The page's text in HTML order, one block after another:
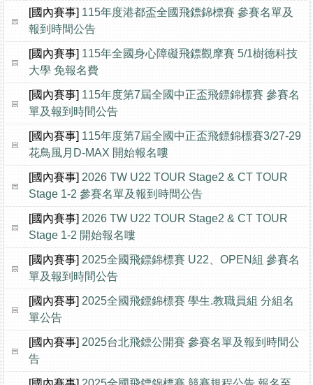
[國內賽事] 115年度港都盃全國飛鏢錦標賽 參賽名單及
報到時間公告
[國內賽事] 115年全國身心障礙飛鏢觀摩賽 5/1樹德科技
大學 免報名費
[國內賽事] 115年度第7屆全國中正盃飛鏢錦標賽 參賽名
單及報到時間公告
[國內賽事] 115年度第7屆全國中正盃飛鏢錦標賽3/27-29
花鳥風月D-MAX 開始報名嘍
[國內賽事] 2026 TW U22 TOUR Stage2 & CT TOUR
Stage 1-2 參賽名單及報到時間公告
[國內賽事] 2026 TW U22 TOUR Stage2 & CT TOUR
Stage 1-2 開始報名嘍
[國內賽事] 2025全國飛鏢錦標賽 U22、OPEN組 參賽名
單及報到時間公告
[國內賽事] 2025全國飛鏢錦標賽 學生.教職員組 分組名
單公告
[國內賽事] 2025台北飛鏢公開賽 參賽名單及報到時間公
告